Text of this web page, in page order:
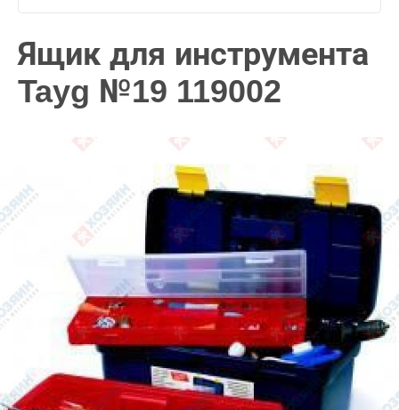
Ящик для инструмента
Tayg №19 119002